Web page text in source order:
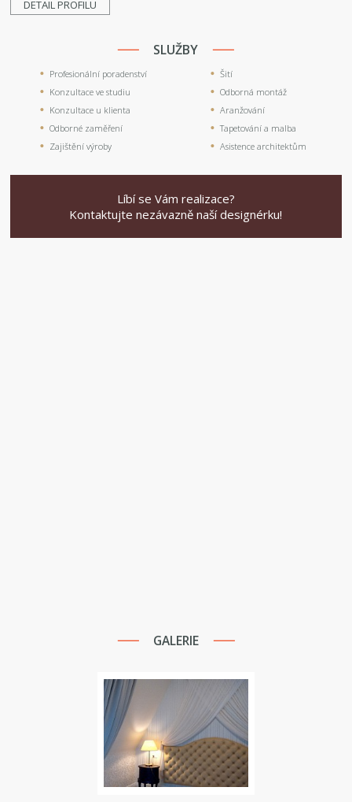
DETAIL PROFILU
SLUŽBY
Profesionální poradenství
Konzultace ve studiu
Konzultace u klienta
Odborné zaměření
Zajištění výroby
Šití
Odborná montáž
Aranžování
Tapetování a malba
Asistence architektům
Líbí se Vám realizace?
Kontaktujte nezávazně naší designérku!
GALERIE